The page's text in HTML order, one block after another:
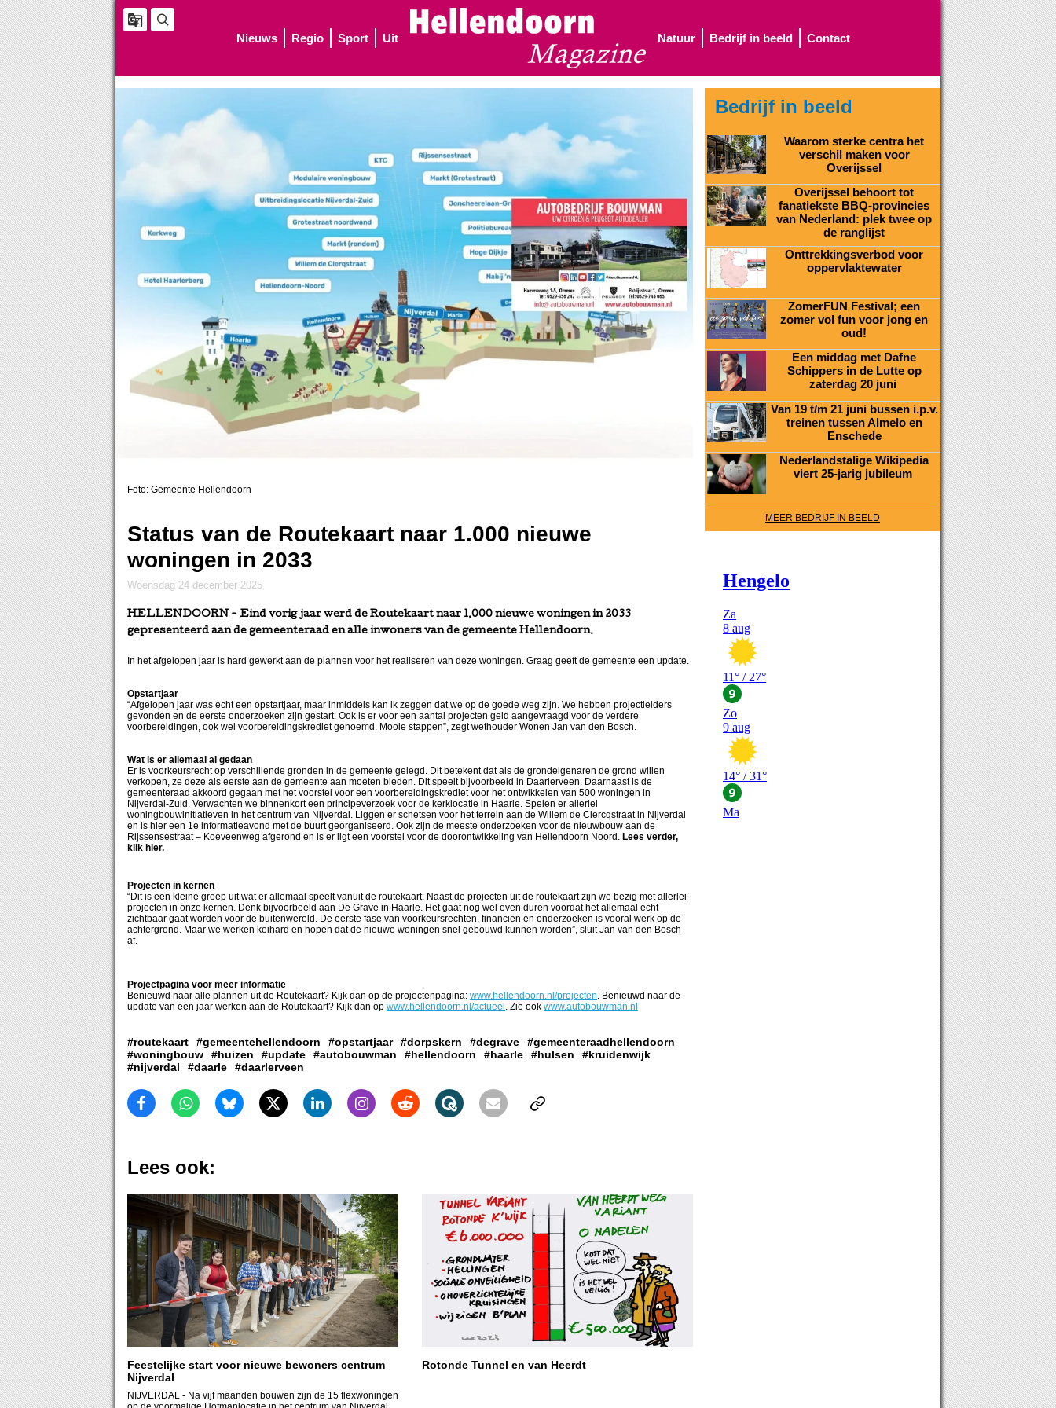
Nieuws Regio Sport Uit Natuur Bedrijf in beeld Contact
Foto: Gemeente Hellendoorn
Status van de Routekaart naar 1.000 nieuwe
woningen in 2033
woensdag 24 december 2025
HELLENDOORN - Eind vorig jaar werd de Routekaart naar 1.000 nieuwe woningen in 2033
gepresenteerd aan de gemeenteraad en alle inwoners van de gemeente Hellendoorn.
In het afgelopen jaar is hard gewerkt aan de plannen voor het realiseren van deze woningen. Graag geeft de gemeente een update.
Opstartjaar
“Afgelopen jaar was echt een opstartjaar, maar inmiddels kan ik zeggen dat we op de goede weg zijn. We hebben projectleiders
gevonden en de eerste onderzoeken zijn gestart. Ook is er voor een aantal projecten geld aangevraagd voor de verdere
voorbereidingen, ook wel voorbereidingskrediet genoemd. Mooie stappen”, zegt wethouder Wonen Jan van den Bosch.
Wat is er allemaal al gedaan
Er is voorkeursrecht op verschillende gronden in de gemeente gelegd. Dit betekent dat als de grondeigenaren de grond willen
verkopen, ze deze als eerste aan de gemeente aan moeten bieden. Dit speelt bijvoorbeeld in Daarlerveen. Daarnaast is de
gemeenteraad akkoord gegaan met het voorstel voor een voorbereidingskrediet voor het ontwikkelen van 500 woningen in
Nijverdal-Zuid. Verwachten we binnenkort een principeverzoek voor de kerklocatie in Haarle. Spelen er allerlei
woningbouwinitiatieven in het centrum van Nijverdal. Liggen er schetsen voor het terrein aan de Willem de Clercqstraat in Nijverdal
en is hier een 1e informatieavond met de buurt georganiseerd. Ook zijn de meeste onderzoeken voor de nieuwbouw aan de
Rijssensestraat – Koeveenweg afgerond en is er ligt een voorstel voor de doorontwikkeling van Hellendoorn Noord. Lees verder,
klik hier.
Projecten in kernen
“Dit is een kleine greep uit wat er allemaal speelt vanuit de routekaart. Naast de projecten uit de routekaart zijn we bezig met allerlei
projecten in onze kernen. Denk bijvoorbeeld aan De Grave in Haarle. Het gaat nog wel even duren voordat het allemaal echt
zichtbaar gaat worden voor de buitenwereld. De eerste fase van voorkeursrechten, financiën en onderzoeken is vooral werk op de
achtergrond. Maar we werken keihard en hopen dat de nieuwe woningen snel gebouwd kunnen worden”, sluit Jan van den Bosch
af.
Projectpagina voor meer informatie
Benieuwd naar alle plannen uit de Routekaart? Kijk dan op de projectenpagina: www.hellendoorn.nl/projecten. Benieuwd naar de
update van een jaar werken aan de Routekaart? Kijk dan op www.hellendoorn.nl/actueel . Zie ook www.autobouwman.nl
#routekaart #gemeentehellendoorn #opstartjaar #dorpskern #degrave
#gemeenteraadhellendoorn
#woningbouw
#huizen #update #autobouwman #hellendoorn #haarle #hulsen
#kruidenwijk
#nijverdal
#daarle #daarlerveen
Lees ook:
Feestelijke start voor nieuwe bewoners centrum
Nijverdal
NIJVERDAL - Na vijf maanden bouwen zijn de 15 flexwoningen
Rotonde Tunnel en van Heerdt
Bedrijf in beeld
Waarom sterke centra het
verschil maken voor
Overijssel
Overijssel behoort tot
fanatiekste BBQ-provincies
van Nederland: plek twee op
de ranglijst
Onttrekkingsverbod voor
oppervlaktewater
ZomerFUN Festival; een
zomer vol fun voor jong en
oud!
Een middag met Dafne
Schippers in de Lutte op
zaterdag 20 juni
Van 19 t/m 21 juni bussen i.p.v.
treinen tussen Almelo en
Enschede
Nederlandstalige Wikipedia
viert 25-jarig jubileum
MEER BEDRIJF IN BEELD